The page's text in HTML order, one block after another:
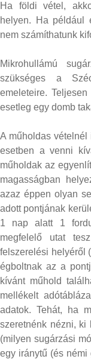
Ha földi vétel,
helyen. Ha például
nem számíthatunk
Mikrohullámú
szükséges a
emeleteire.
esetleg egy domb
A műholdas
esetben a venni
műholdak az
magasságban
azaz éppen olyan
adott pontjának
1 nap alatt 1
megfelelő utat
felszerelési helyéről
égboltnak az a
kívánt műhold
mellékelt
adatok. Tehát, ha
szeretnénk nézni, ki
(milyen sugárzási
egy iránytű (és némi